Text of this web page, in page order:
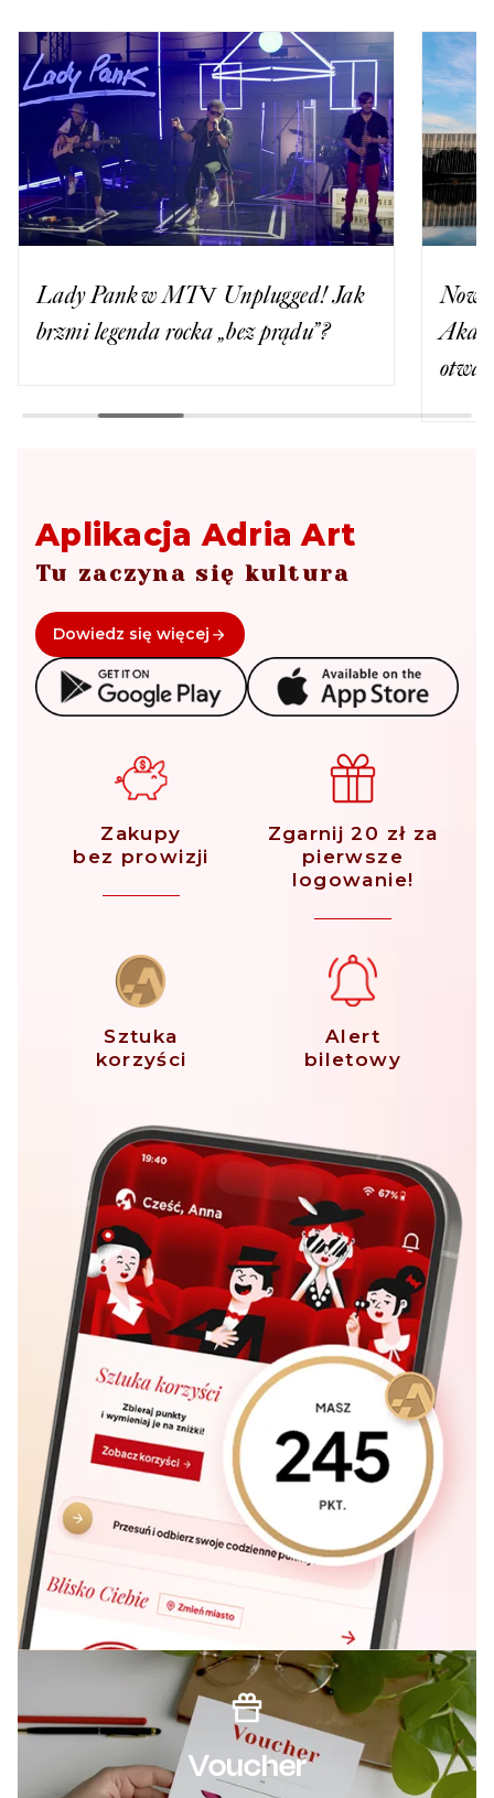
Lady Pank w MTV Unplugged! Jak
brzmi legenda rocka „bez prądu”?
Aplikacja Adria Art
Tu zaczyna się kultura
Dowiedz się więcej
Zakupy
bez prowizji
Zgarnij 20 zł za
pierwsze
logowanie!
Sztuka
korzyści
Alert
biletowy
Voucher